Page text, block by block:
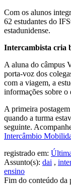
Com os alunos
62 estudantes do
estadunidense.
Intercambista cria
A aluna do câmpus
porta-voz dos
com a viagem, a
informações sobre o
A primeira
quando a turma
seguinte.
Intercâmbio
registrado em:
Assunto(s): dai ,
ensino
Fim do conteúdo da